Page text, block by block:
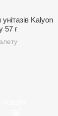
Kalyon
57 г